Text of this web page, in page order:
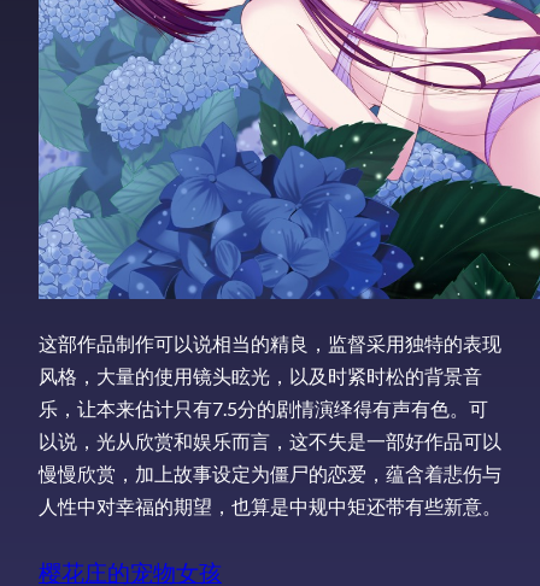
这部作品制作可以说相当的精良，监督采用独特的表现
风格，大量的使用镜头眩光，以及时紧时松的背景音
乐，让本来估计只有7.5分的剧情演绎得有声有色。可
以说，光从欣赏和娱乐而言，这不失是一部好作品可以
慢慢欣赏，加上故事设定为僵尸的恋爱，蕴含着悲伤与
人性中对幸福的期望，也算是中规中矩还带有些新意。
樱花庄的宠物女孩